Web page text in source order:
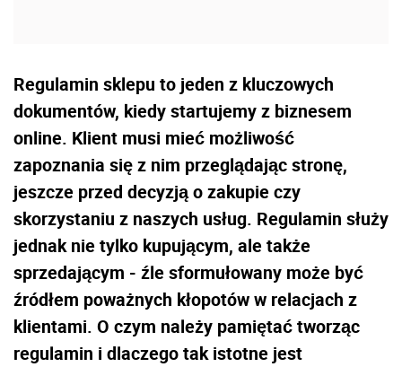
Regulamin sklepu to jeden z kluczowych
dokumentów, kiedy startujemy z biznesem
online. Klient musi mieć możliwość
zapoznania się z nim przeglądając stronę,
jeszcze przed decyzją o zakupie czy
skorzystaniu z naszych usług. Regulamin służy
jednak nie tylko kupującym, ale także
sprzedającym - źle sformułowany może być
źródłem poważnych kłopotów w relacjach z
klientami. O czym należy pamiętać tworząc
regulamin i dlaczego tak istotne jest